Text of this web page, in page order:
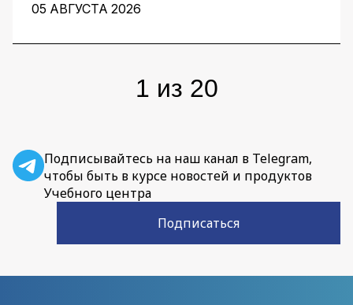
директора центра перспективных разработок
05 АВГУСТА 2026
1 из 20
Подписывайтесь на наш канал в Telegram,
чтобы быть в курсе новостей и продуктов
Учебного центра
Подписаться